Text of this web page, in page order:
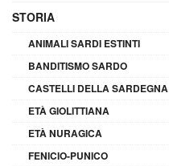
STORIA
ANIMALI SARDI ESTINTI
BANDITISMO SARDO
CASTELLI DELLA SARDEGNA
ETÀ GIOLITTIANA
ETÀ NURAGICA
FENICIO-PUNICO